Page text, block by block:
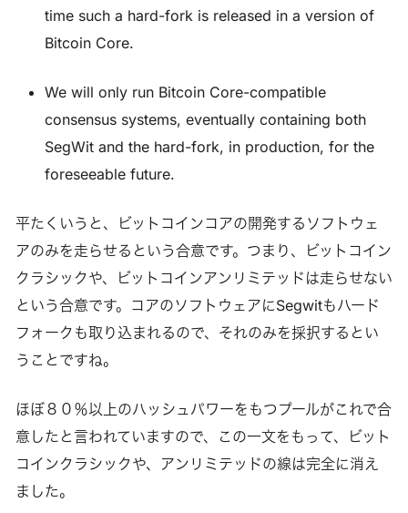
time such a hard-fork is released in a version of
Bitcoin Core.
We will only run Bitcoin Core-compatible
consensus systems, eventually containing both
SegWit and the hard-fork, in production, for the
foreseeable future.
平たくいうと、ビットコインコアの開発するソフトウェ
アのみを走らせるという合意です。つまり、ビットコイン
クラシックや、ビットコインアンリミテッドは走らせない
という合意です。コアのソフトウェアにSegwitもハード
フォークも取り込まれるので、それのみを採択するとい
うことですね。
ほぼ８０％以上のハッシュパワーをもつプールがこれで合
意したと言われていますので、この一文をもって、ビット
コインクラシックや、アンリミテッドの線は完全に消え
ました。